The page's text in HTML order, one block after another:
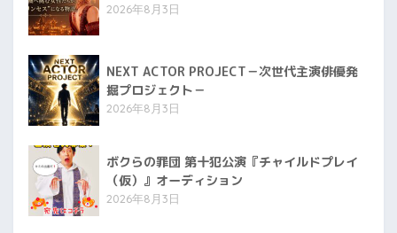
2026年8月3日
NEXT ACTOR PROJECT－次世代主演俳優発
掘プロジェクト－
2026年8月3日
ボクらの罪団 第十犯公演『チャイルドプレイ
（仮）』オーディション
2026年8月3日